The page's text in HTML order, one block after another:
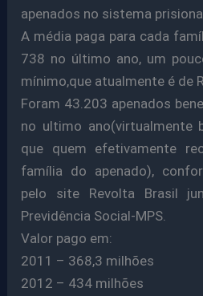
apenados no sistema
A média paga para cada
738 no último ano, um
mínimo,que atualmente é de
Foram 43.203 apenados
no ultimo ano(virtualmente
que quem efetivamente
família do apenado),
pelo site Revolta Brasil
Previdência Social-MPS.
Valor pago em:
2011 – 368,3 milhões
2012 – 434 milhões